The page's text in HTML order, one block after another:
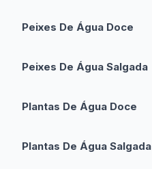
Peixes De Água Doce
Peixes De Água Salgada
Plantas De Água Doce
Plantas De Água Salgada